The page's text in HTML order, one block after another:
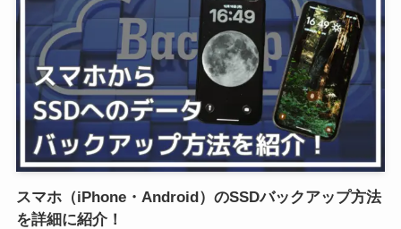
スマホ（iPhone・Android）のSSDバックアップ方法
を詳細に紹介！